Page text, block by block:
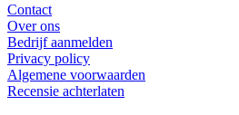
Contact
Over ons
Bedrijf aanmelden
Privacy policy
Algemene voorwaarden
Recensie achterlaten